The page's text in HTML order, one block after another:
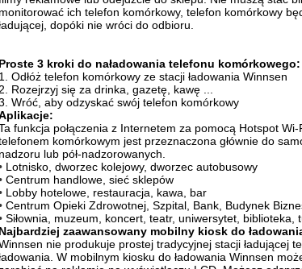
monitorować ich telefon komórkowy, telefon komórkowy
dopóki nie wróci do odbioru.
Proste 3 kroki do naładowania telefonu komórkowego:
1. Odłóż telefon komórkowy ze stacji ładowania Winnsen
2. Rozejrzyj się za drinka, gazetę, kawę ...
Wróć, aby odzyskać swój telefon komórkowy
funkcja połączenia z Internetem za pomocą Hotspot
komórkowym jest przeznaczona głównie do
nadzoru lub pół-nadzorowanych.
Lotnisko, dworzec kolejowy, dworzec autobusowy
Centrum handlowe, sieć sklepów
Lobby hotelowe, restauracja, kawa, bar
Centrum Opieki Zdrowotnej, Szpital, Bank, Budynek
Siłownia, muzeum, koncert, teatr, uniwersytet, biblioteka,
Najbardziej zaawansowany mobilny kiosk do
nie produkuje prostej tradycyjnej stacji ładującej
W mobilnym kiosku do ładowania Winnsen